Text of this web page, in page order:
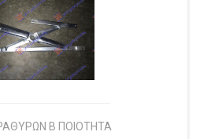
Β ΠΟΙΟΤΗΤΑ